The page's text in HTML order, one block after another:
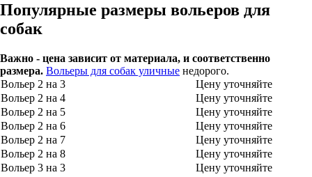
Популярные размеры вольеров для
собак
Важно - цена зависит от материала, и соответственно
размера. Вольеры для собак уличные недорого.
Вольер 2 на 3
Цену уточняйте
Вольер 2 на 4
Цену уточняйте
Вольер 2 на 5
Цену уточняйте
Вольер 2 на 6
Цену уточняйте
Вольер 2 на 7
Цену уточняйте
Вольер 2 на 8
Цену уточняйте
Вольер 3 на 3
Цену уточняйте